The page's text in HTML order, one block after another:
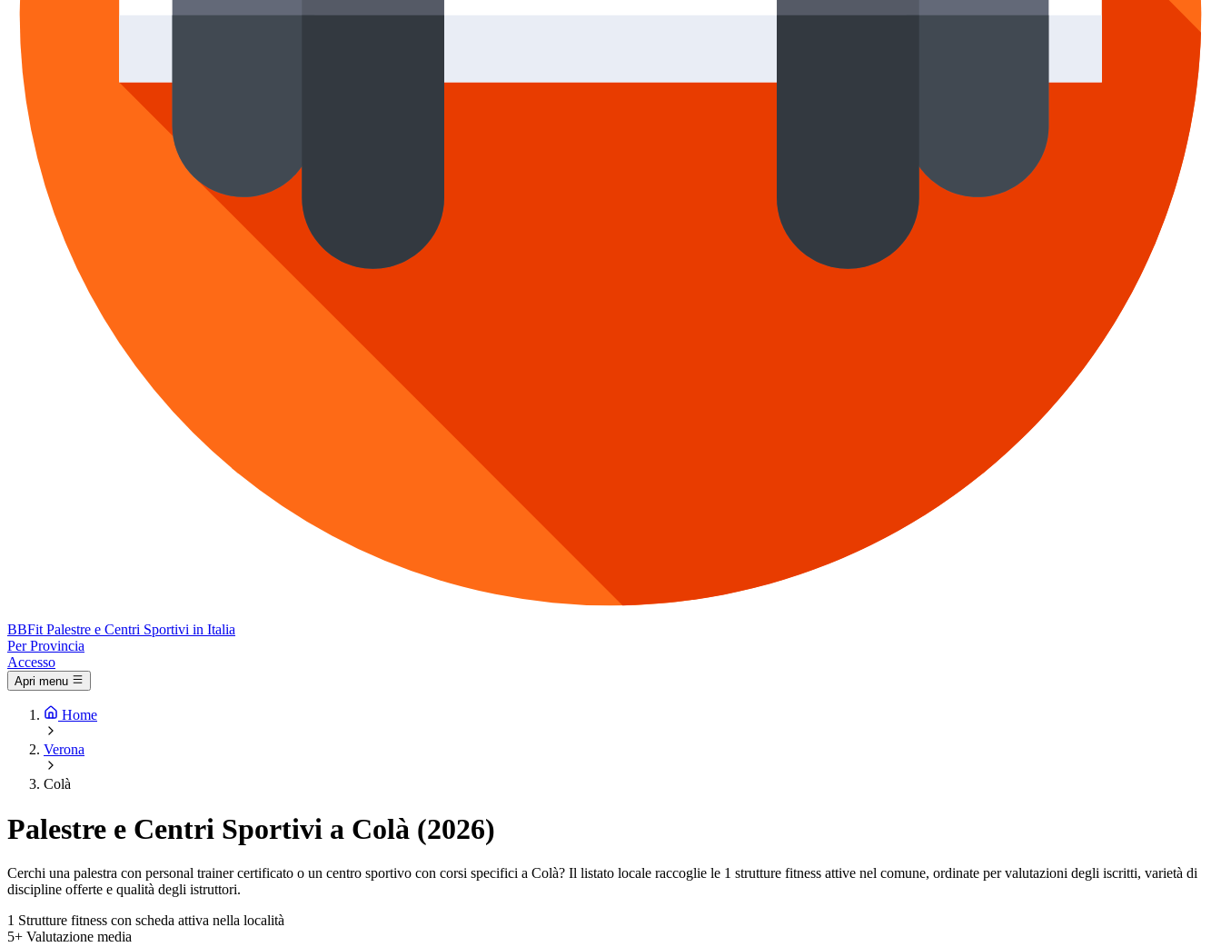
BBFit Palestre e Centri Sportivi in Italia
Per Provincia
Accesso
Apri menu
Home
Verona
Colà
Palestre e Centri Sportivi a Colà (2026)
Cerchi una palestra con personal trainer certificato o un centro sportivo con corsi specifici a Colà? Il listato locale raccoglie le 1 strutture fitness attive nel comune, ordinate per valutazioni degli iscritti, varietà di
discipline offerte e qualità degli istruttori.
1 Strutture fitness con scheda attiva nella località
5+ Valutazione media